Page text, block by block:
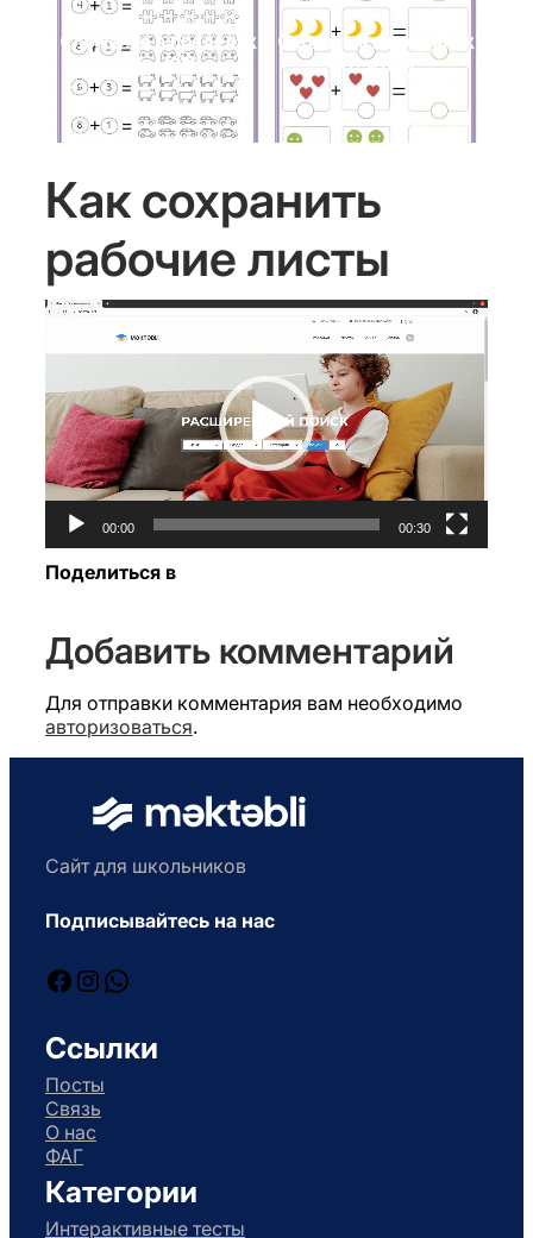
Сложение в пределах
10-и.(05)
Сложение в пределах
10-и.(06)
Как сохранить
рабочие листы
Видеоплеер
00:00 00:30
Поделиться в
Добавить комментарий
Для отправки комментария вам необходимо
авторизоваться.
Сайт для школьников
Подписывайтесь на нас
Facebook
Instagram
WhatsApp
Ссылки
Посты
Связь
О нас
ФАГ
Категории
Интерактивные тесты